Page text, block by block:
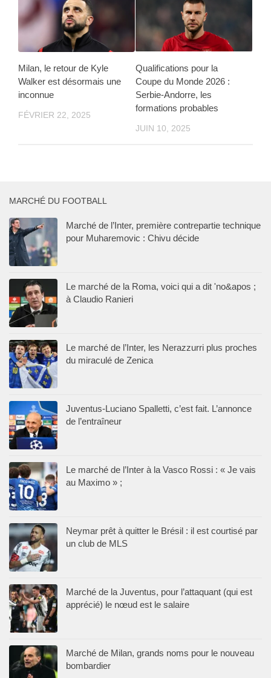
Milan, le retour de Kyle
Walker est désormais une
inconnue
FÉVRIER 22, 2025
Qualifications pour la
Coupe du Monde 2026 :
Serbie-Andorre, les
formations probables
JUIN 10, 2025
MARCHÉ DU FOOTBALL
Marché de l’Inter, première contrepartie technique
pour Muharemovic : Chivu décide
Le marché de la Roma, voici qui a dit 'no&apos ;
à Claudio Ranieri
Le marché de l’Inter, les Nerazzurri plus proches
du miraculé de Zenica
Juventus-Luciano Spalletti, c’est fait. L’annonce
de l’entraîneur
Le marché de l’Inter à la Vasco Rossi : « Je vais
au Maximo » ;
Neymar prêt à quitter le Brésil : il est courtisé par
un club de MLS
Marché de la Juventus, pour l’attaquant (qui est
apprécié) le nœud est le salaire
Marché de Milan, grands noms pour le nouveau
bombardier